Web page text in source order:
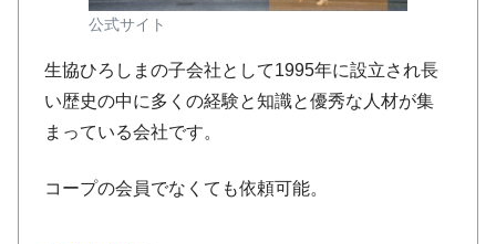
公式サイト
生協ひろしまの子会社として1995年に設立され長
い歴史の中に多くの経験と知識と優秀な人材が集
まっている会社です。
コープの会員でなくても依頼可能。